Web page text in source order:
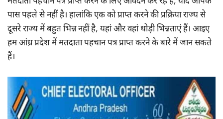
पास पहले से नहीं है। हालांकि एक को प्राप्त करने की प्रक्रिया राज्य से
दूसरे राज्य में बहुत भिन्न नहीं है, यहां और वहां थोड़ी भिन्नताएं हैं। आइए
हम आंध्र प्रदेश में मतदाता पहचान पत्र प्राप्त करने के बारे में जान सकते
हैं।